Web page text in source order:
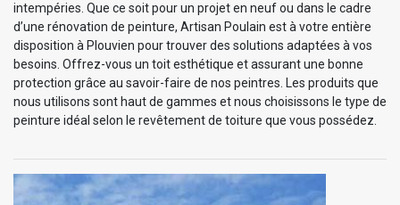
intempéries. Que ce soit pour un projet en neuf ou dans le cadre
d’une rénovation de peinture, Artisan Poulain est à votre entière
disposition à Plouvien pour trouver des solutions adaptées à vos
besoins. Offrez-vous un toit esthétique et assurant une bonne
protection grâce au savoir-faire de nos peintres. Les produits que
nous utilisons sont haut de gammes et nous choisissons le type de
peinture idéal selon le revêtement de toiture que vous possédez.